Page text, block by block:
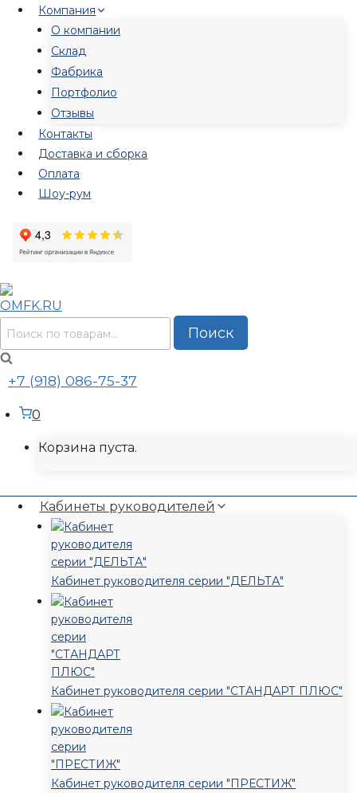
Перейти
содержимому
Компания
О компании
Склад
Фабрика
Портфолио
Отзывы
Контакты
Доставка и сборка
Оплата
Шоу-рум
Поиск
+7 (918) 086-75-37
0
Корзина пуста.
Кабинеты руководителей
Кабинет руководителя серии "ДЕЛЬТА"
Кабинет руководителя серии "СТАНДАРТ ПЛЮС"
Кабинет руководителя серии "ПРЕСТИЖ"